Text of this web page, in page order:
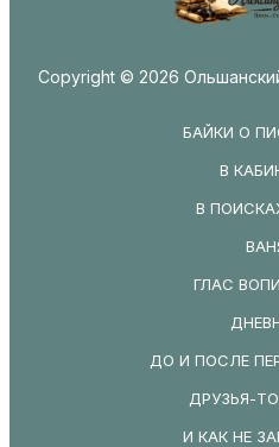
Copyright © 2026
БАЙКИ О
В
В
ГЛАС
ДО И ПОСЛЕ
ДРУЗЬЯ-
И КАК НЕ